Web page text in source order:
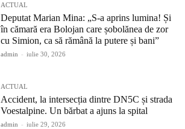
ACTUAL
Deputat Marian Mina: „S-a aprins lumina! Și
în cămară era Bolojan care șobolănea de zor
cu Simion, ca să rămână la putere și bani”
admin - iulie 30, 2026
ACTUAL
Accident, la intersecția dintre DN5C și strada
Voestalpine. Un bărbat a ajuns la spital
admin - iulie 29, 2026